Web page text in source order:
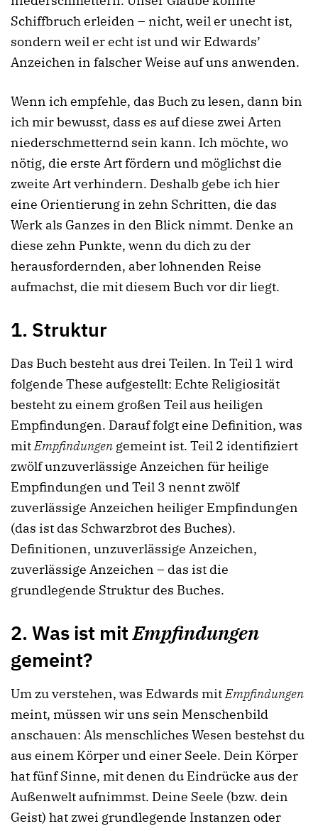
Schiffbruch erleiden – nicht, weil er unecht ist,
sondern weil er echt ist und wir Edwards’
Anzeichen in falscher Weise auf uns anwenden.
Wenn ich empfehle, das Buch zu lesen, dann bin
ich mir bewusst, dass es auf diese zwei Arten
niederschmetternd sein kann. Ich möchte, wo
nötig, die erste Art fördern und möglichst die
zweite Art verhindern. Deshalb gebe ich hier
eine Orientierung in zehn Schritten, die das
Werk als Ganzes in den Blick nimmt. Denke an
diese zehn Punkte, wenn du dich zu der
herausfordernden, aber lohnenden Reise
aufmachst, die mit diesem Buch vor dir liegt.
1. Struktur
Das Buch besteht aus drei Teilen. In Teil 1 wird
folgende These aufgestellt: Echte Religiosität
besteht zu einem großen Teil aus heiligen
Empfindungen. Darauf folgt eine Definition, was
mitEmpfindungen gemeint ist. Teil 2 identifiziert
zwölf unzuverlässige Anzeichen für heilige
Empfindungen und Teil 3 nennt zwölf
zuverlässige Anzeichen heiliger Empfindungen
(das ist das Schwarzbrot des Buches).
Definitionen, unzuverlässige Anzeichen,
zuverlässige Anzeichen – das ist die
grundlegende Struktur des Buches.
2. Was ist mitEmpfindungen
gemeint?
Um zu verstehen, was Edwards mitEmpfindungen
meint, müssen wir uns sein Menschenbild
anschauen: Als menschliches Wesen bestehst du
aus einem Körper und einer Seele. Dein Körper
hat fünf Sinne, mit denen du Eindrücke aus der
Außenwelt aufnimmst. Deine Seele (bzw. dein
Geist) hat zwei grundlegende Instanzen oder